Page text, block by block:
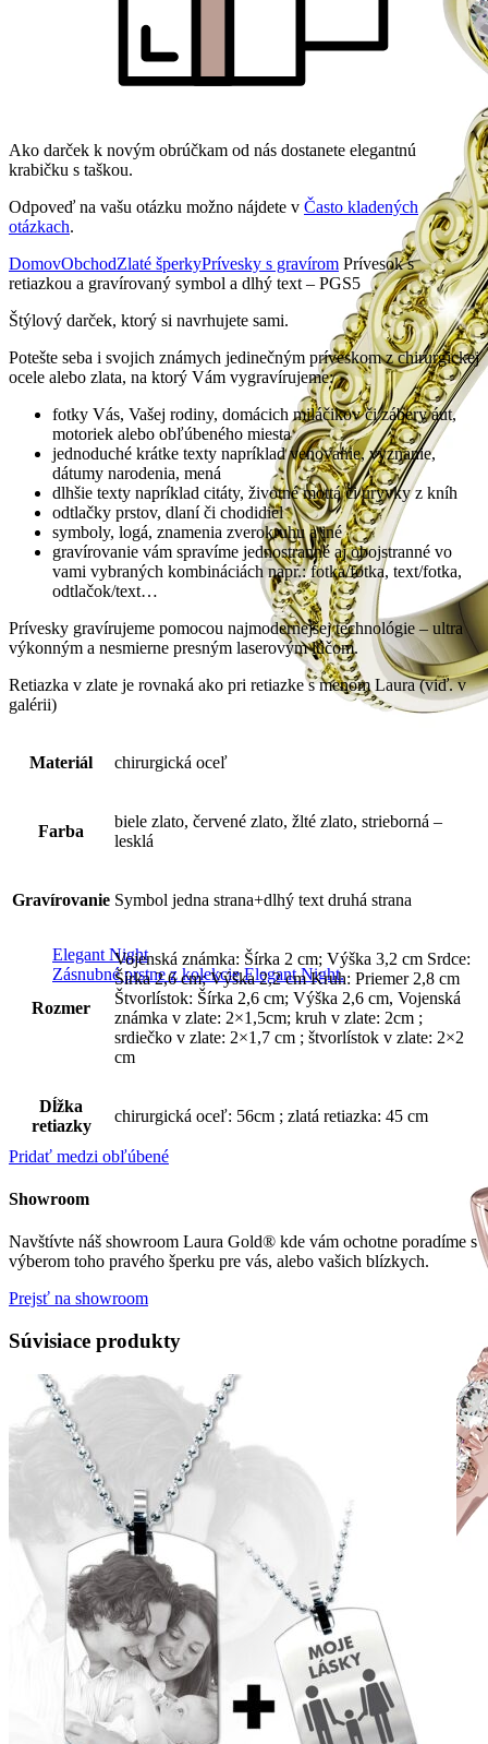
Elegant Night
Zásnubné prstne z kolekcie Elegant Night.
Ako darček k novým obrúčkam od nás dostanete elegantnú
krabičku s taškou.
Odpoveď na vašu otázku možno nájdete v Často kladených
otázkach.
DomovObchodZlaté šperkyPrívesky s gravírom Prívesok s
retiazkou a gravírovaný symbol a dlhý text – PGS5
Štýlový darček, ktorý si navrhujete sami.
Potešte seba i svojich známych jedinečným príveskom z chirurgickej
ocele alebo zlata, na ktorý Vám vygravírujeme:
fotky Vás, Vašej rodiny, domácich miláčikov či zábery áut,
motoriek alebo obľúbeného miesta
jednoduché krátke texty napríklad venovanie, vyznanie,
dátumy narodenia, mená
dlhšie texty napríklad citáty, životné mottá či úryvky z kníh
odtlačky prstov, dlaní či chodidiel
symboly, logá, znamenia zverokruhu a iné
gravírovanie vám spravíme jednostranné aj obojstranné vo
vami vybraných kombináciách napr.: fotka/fotka, text/fotka,
odtlačok/text…
Prívesky gravírujeme pomocou najmodernejšej technológie – ultra
výkonným a nesmierne presným laserovým lúčom.
Retiazka v zlate je rovnaká ako pri retiazke s menom Laura (viď. v
galérii)
Materiál chirurgická oceľ
Farba
biele zlato, červené zlato, žlté zlato, strieborná –
lesklá
Gravírovanie Symbol jedna strana+dlhý text druhá strana
Rozmer
Vojenská známka: Šírka 2 cm; Výška 3,2 cm Srdce:
Šírka 2,6 cm; Výška 2,2 cm Kruh: Priemer 2,8 cm
Štvorlístok: Šírka 2,6 cm; Výška 2,6 cm, Vojenská
známka v zlate: 2×1,5cm; kruh v zlate: 2cm ;
srdiečko v zlate: 2×1,7 cm ; štvorlístok v zlate: 2×2
cm
Dĺžka
retiazky
chirurgická oceľ: 56cm ; zlatá retiazka: 45 cm
Pridať medzi obľúbené
Showroom
Navštívte náš showroom Laura Gold® kde vám ochotne poradíme s
výberom toho pravého šperku pre vás, alebo vašich blízkych.
Prejsť na showroom
Súvisiace produkty